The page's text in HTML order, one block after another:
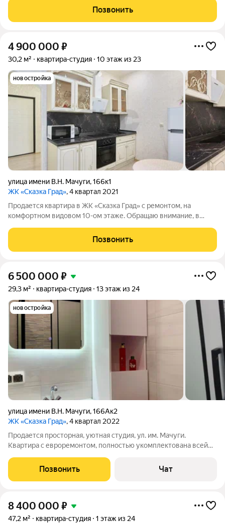
рядом с домом, -Современные детские площадки, -Садики,
школы, поликлиники в
Позвонить
4 900 000 ₽
30,2 м² квартира-студия 10 этаж из 23
новостройка
улица имени В.Н. Мачуги,166к1
ЖК «Сказка Град», 4 квартал 2021
Продается квартира в ЖК «Сказка Град» с ремонтом, на
комфортном видовом 10-ом этаже. Обращаю внимание, в
территория жилого комплекса со всей необходимой
инфраструктурой: школа, продуктовые
Позвонить
6 500 000 ₽
29,3 м² квартира-студия 13 этаж из 24
новостройка
улица имени В.Н. Мачуги,166Ак2
ЖК «Сказка Град», 4 квартал 2022
Продается просторная, уютная студия, ул. им. Мачуги.
Квартира с евроремонтом, полностью укомплектована всей
Благоустроенный двор - ландшафтное озеленение,
тематические детские площадки с безопасным
Позвонить Чат
8 400 000 ₽
47,2 м² квартира-студия 1 этаж из 24